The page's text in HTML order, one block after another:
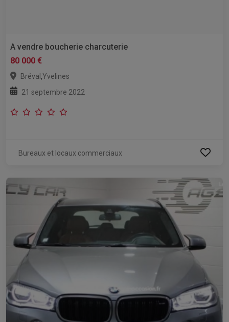
A vendre boucherie charcuterie
80 000 €
Bréval ,Yvelines
21 septembre 2022
Bureaux et locaux commerciaux